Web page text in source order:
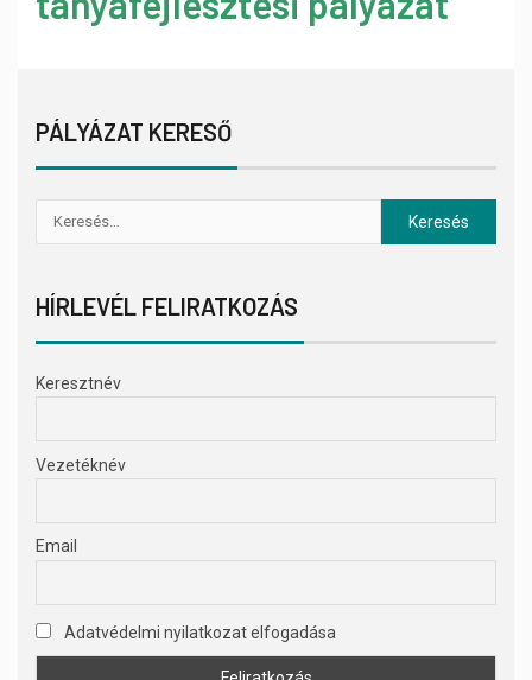
PÁLYÁZAT KERESŐ
HÍRLEVÉL FELIRATKOZÁS
Keresztnév
Vezetéknév
Email
Adatvédelmi nyilatkozat elfogadása